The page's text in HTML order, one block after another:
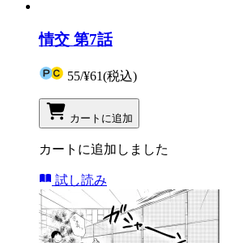
情交 第7話
55/¥61(税込)
カートに追加
カートに追加しました
試し読み